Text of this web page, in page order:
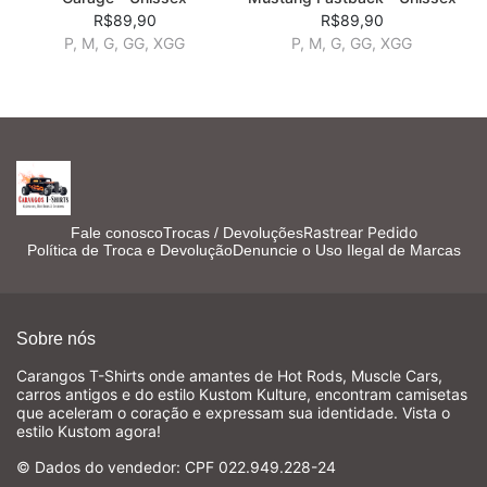
R$89,90
P, M, G, GG, XGG
R$89,90
P, M, G, GG, XGG
Fale conoscoTrocas / DevoluçõesRastrear Pedido
Política de Troca e DevoluçãoDenuncie o Uso Ilegal de Marcas
Sobre nós
Carangos T-Shirts onde amantes de Hot Rods, Muscle Cars,
carros antigos e do estilo Kustom Kulture, encontram camisetas
que aceleram o coração e expressam sua identidade. Vista o
estilo Kustom agora!
© Dados do vendedor: CPF 022.949.228-24